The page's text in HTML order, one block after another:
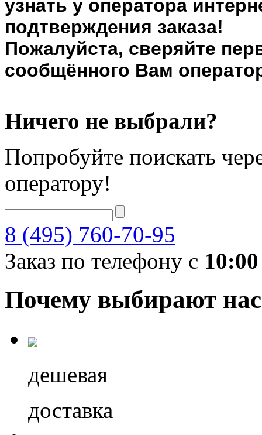
узнать у оператора
подтверждения заказа!
Пожалуйста, сверяйте
сообщённого Вам
Ничего не выбрали?
Попробуйте поискать
оператору!
8 (495) 760-70-95
Заказ по телефону с 10:00
Почему выбирают нас
дешевая
доставка